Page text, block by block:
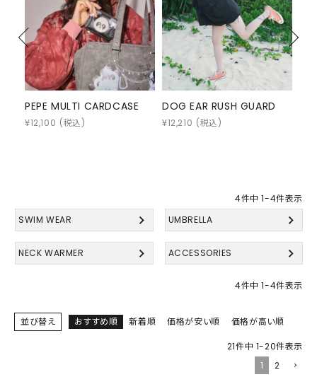
PEPE MULTI CARDCASE
¥12,100 (税込)
DOG EAR RUSH GUARD
¥12,210 (税込)
4件中 1-4件表示
SWIM WEAR
UMBRELLA
NECK WARMER ACCESSORIES
4件中 1-4件表示
並び替え おすすめ順 新着順 価格が安い順 価格が高い順
21件中 1-20件表示
1
2